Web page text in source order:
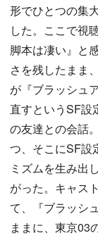
形でひとつの集
した。ここで視
脚本は凄い』と
さを残したまま
が『ブラッシュ
直すというSF設
の友達との会話
つ、そこにSF設
ミズムを生み出
がった。キャス
て、『ブラッシ
ままに、東京03